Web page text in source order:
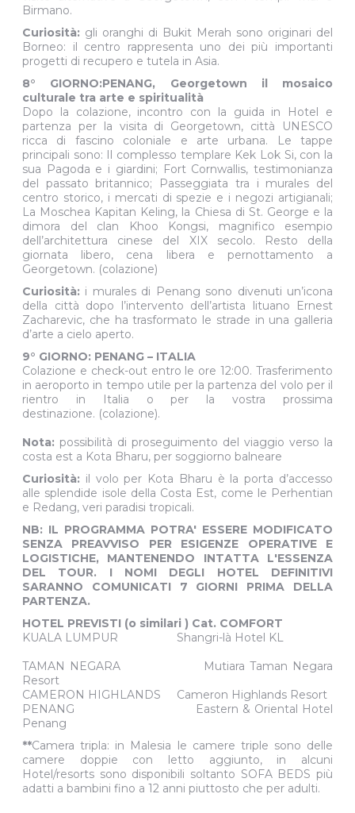
Nota: In caso di basso livello del lago, la guida proporrà
Birmano.
Curiosità: gli oranghi di Bukit Merah sono originari del
progetti di recupero e tutela in Asia.
8° GIORNO:PENANG, Georgetown il mosaico
culturale tra arte e spiritualità
Dopo la colazione, incontro con la guida in Hotel e
partenza per la visita di Georgetown, città UNESCO
ricca di fascino coloniale e arte urbana. Le tappe
principali sono: Il complesso templare Kek Lok Si, con la
sua Pagoda e i giardini; Fort Cornwallis, testimonianza
del passato britannico; Passeggiata tra i murales del
centro storico, i mercati di spezie e i negozi artigianali;
La Moschea Kapitan Keling, la Chiesa di St. George e la
dimora del clan Khoo Kongsi, magnifico esempio
dell’architettura cinese del XIX secolo. Resto della
Georgetown. (colazione)
Curiosità:i murales di Penang sono divenuti un’icona
della città dopo l’intervento dell’artista lituano Ernest
d’arte a cielo aperto.
9° GIORNO: PENANG – ITALIA
Colazione e check-out entro le ore 12:00. Trasferimento
in aeroporto in tempo utile per la partenza del volo per il
destinazione. (colazione).
costa est a Kota Bharu, per soggiorno balneare
Curiosità: il volo per Kota Bharu è la porta d’accesso
e Redang, veri paradisi tropicali.
NB: IL PROGRAMMA POTRA' ESSERE MODIFICATO
SENZA PREAVVISO PER ESIGENZE OPERATIVE E
LOGISTICHE, MANTENENDO INTATTA L'ESSENZA
DEL TOUR. I NOMI DEGLI HOTEL DEFINITIVI
PARTENZA.
KUALA LUMPUR Shangri-là Hotel KL
TAMAN NEGARA Mutiara Taman Negara
Resort
CAMERON HIGHLANDS Cameron Highlands Resort
Penang
**Camera tripla: in Malesia le camere triple sono delle
camere doppie con letto aggiunto, in alcuni